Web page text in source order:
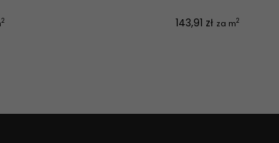
2 Cena
143,91 zł za m2